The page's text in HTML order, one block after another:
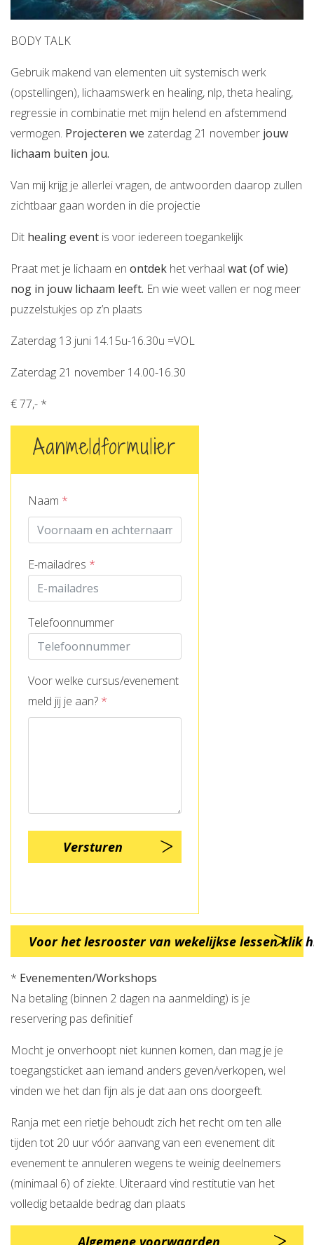
BODY TALK
Gebruik makend van elementen uit systemisch werk
(opstellingen), lichaamswerk en healing, nlp, theta healing,
regressie in combinatie met mijn helend en afstemmend
vermogen. Projecteren we zaterdag 21 november jouw
lichaam buiten jou.
Van mij krijg je allerlei vragen, de antwoorden daarop zullen
zichtbaar gaan worden in die projectie
Dit healing event is voor iedereen toegankelijk
Praat met je lichaam en ontdek het verhaal wat (of wie)
nog in jouw lichaam leeft. En wie weet vallen er nog meer
puzzelstukjes op z’n plaats
Zaterdag 13 juni 14.15u-16.30u =VOL
Zaterdag 21 november 14.00-16.30
€ 77,- *
Aanmeldformulier
Naam *
E-mailadres *
Telefoonnummer
Voor welke cursus/evenement
meld jij je aan? *
Voor het lesrooster van wekelijkse lessen klik
* Evenementen/Workshops
Na betaling (binnen 2 dagen na aanmelding) is je
reservering pas definitief
Mocht je onverhoopt niet kunnen komen, dan mag je je
toegangsticket aan iemand anders geven/verkopen, wel
vinden we het dan fijn als je dat aan ons doorgeeft.
Ranja met een rietje behoudt zich het recht om ten alle
tijden tot 20 uur vóór aanvang van een evenement dit
evenement te annuleren wegens te weinig deelnemers
(minimaal 6) of ziekte. Uiteraard vind restitutie van het
volledig betaalde bedrag dan plaats
Algemene voorwaarden